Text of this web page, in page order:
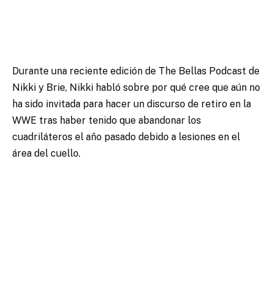
Durante una reciente edición de The Bellas Podcast de
Nikki y Brie, Nikki habló sobre por qué cree que aún no
ha sido invitada para hacer un discurso de retiro en la
WWE tras haber tenido que abandonar los
cuadriláteros el año pasado debido a lesiones en el
área del cuello.